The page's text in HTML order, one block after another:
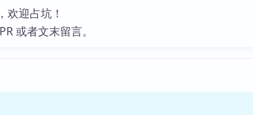
欢迎占坑！
或者文末留言。